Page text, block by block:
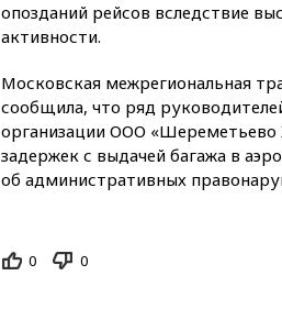
опозданий рейсов вследствие
активности.
Московская межрегиональная
сообщила, что ряд
организации ООО «Шереметьево
задержек с выдачей багажа в
об административных
0 0